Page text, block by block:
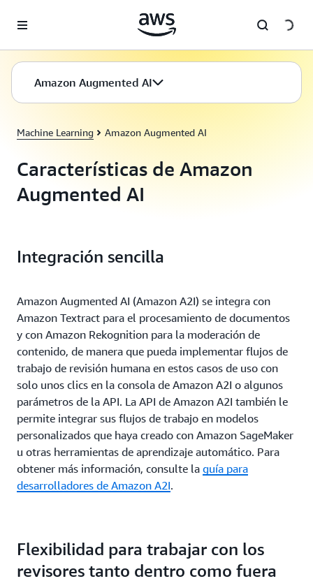
Amazon Augmented AI
Machine Learning Amazon Augmented AI
Características de Amazon
Augmented AI
Integración sencilla
Amazon Augmented AI (Amazon A2I) se integra con
Amazon Textract para el procesamiento de documentos
y con Amazon Rekognition para la moderación de
contenido, de manera que pueda implementar flujos de
trabajo de revisión humana en estos casos de uso con
solo unos clics en la consola de Amazon A2I o algunos
parámetros de la API. La API de Amazon A2I también le
permite integrar sus flujos de trabajo en modelos
personalizados que haya creado con Amazon SageMaker
u otras herramientas de aprendizaje automático. Para
obtener más información, consulte la guía para
desarrolladores de Amazon A2I.
Flexibilidad para trabajar con los
revisores tanto dentro como fuera